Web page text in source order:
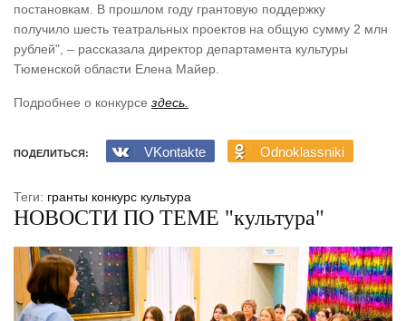
постановкам. В прошлом году грантовую поддержку
получило шесть театральных проектов на общую сумму 2 млн
рублей", – рассказала директор департамента культуры
Тюменской области Елена Майер.
Подробнее о конкурсе здесь.
ПОДЕЛИТЬСЯ: VKontakte Odnoklassniki
Теги: гранты конкурс культура
НОВОСТИ ПО ТЕМЕ "культура"